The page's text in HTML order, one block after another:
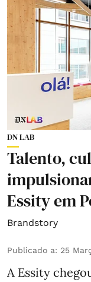
DN LAB
Talento,
Essity em
Brandstory
Publicado a: 25
A Essity